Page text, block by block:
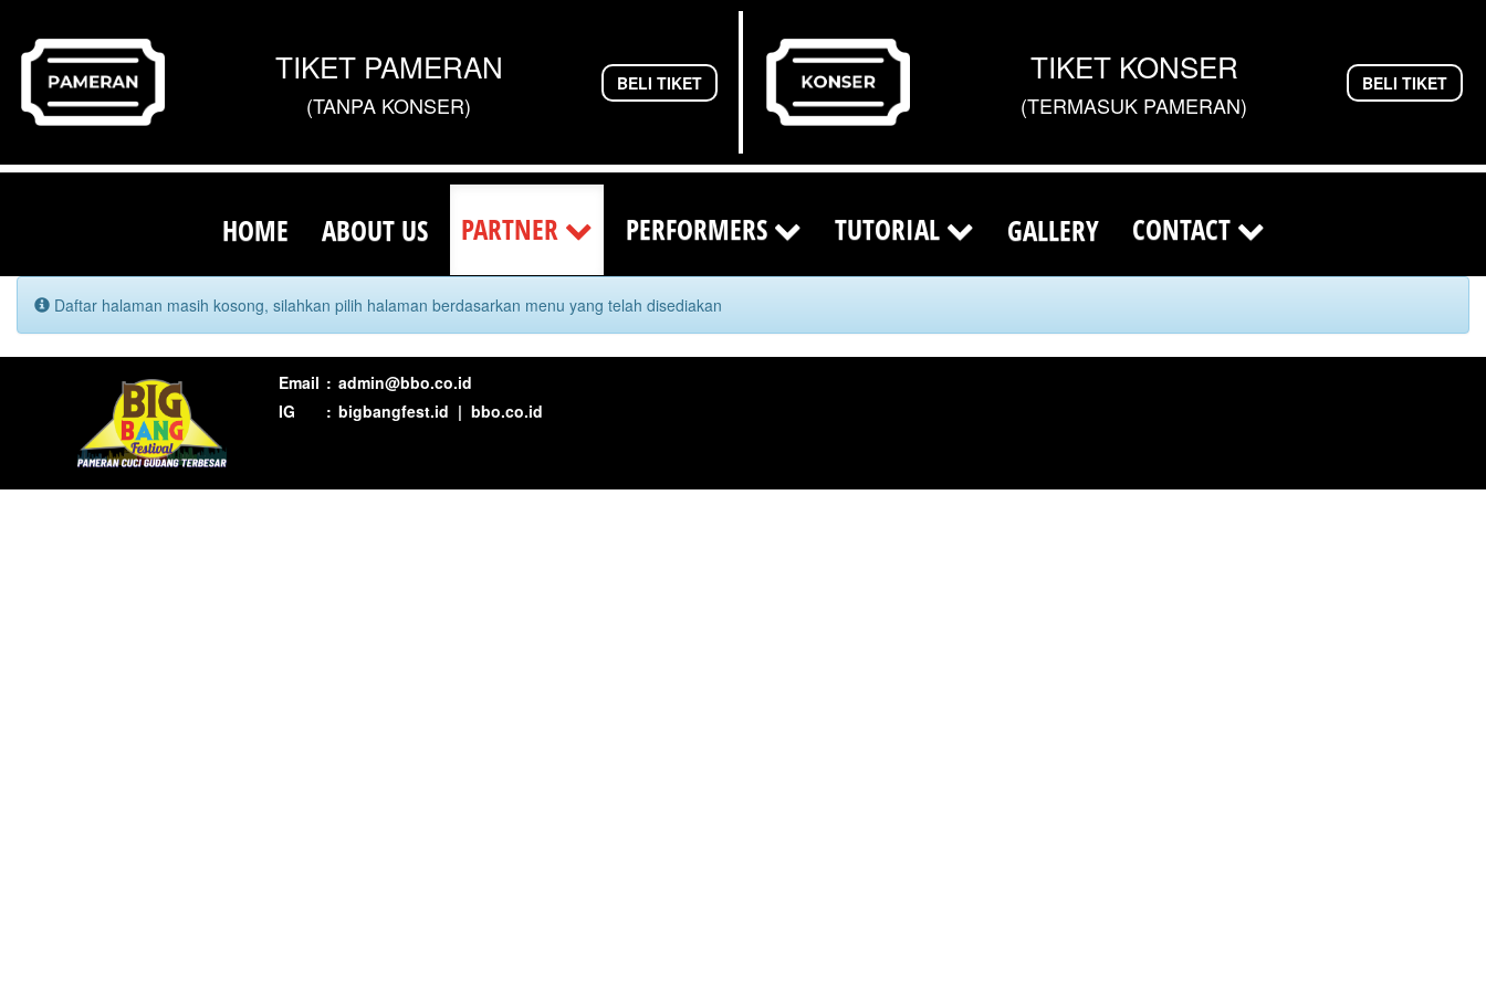
TIKET PAMERAN
(TANPA KONSER)
BELI TIKET TIKET KONSER
(TERMASUK PAMERAN)
BELI TIKET
HOME ABOUT US PARTNER PERFORMERS TUTORIAL GALLERY CONTACT
Daftar halaman masih kosong, silahkan pilih halaman berdasarkan menu yang telah disediakan
Email : admin@bbo.co.id
IG
: bigbangfest.id | bbo.co.id